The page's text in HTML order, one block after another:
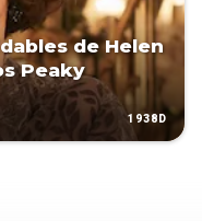
de Helen
Peaky
1938D